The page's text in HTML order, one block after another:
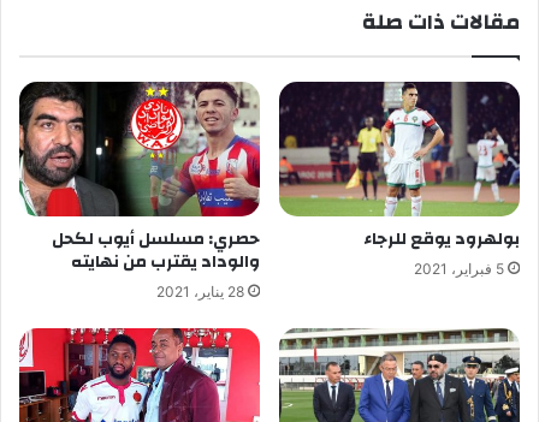
مقالات ذات صلة
بولهرود يوقع للرجاء
5 فبراير، 2021
حصري: مسلسل أيوب لكحل
والوداد يقترب من نهايته
28 يناير، 2021